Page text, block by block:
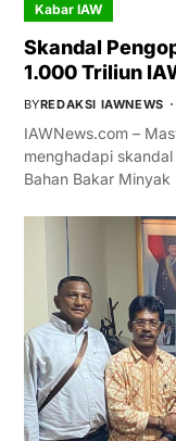
Kabar IAW
Skandal
1.000 Triliun
BYREDAKSI IAWNEWS
IAWNews.com –
menghadapi
Bahan Bakar